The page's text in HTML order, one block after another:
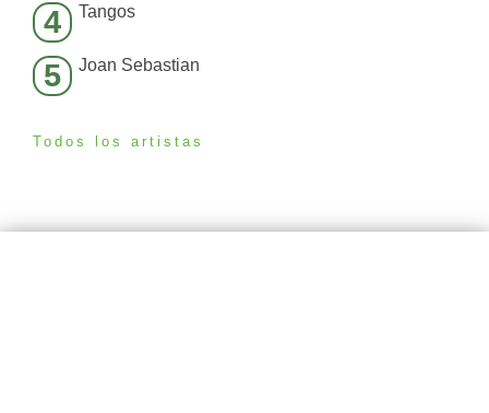
4 Tangos
5 Joan Sebastian
Todos los artistas